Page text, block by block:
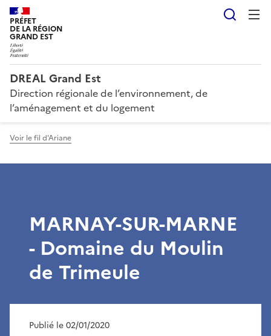
PRÉFET
DE LA RÉGION
GRAND EST
DREAL Grand Est
Direction régionale de l’environnement, de
l’aménagement et du logement
Voir le fil d'Ariane
MARNAY-SUR-MARNE
- Domaine du Moulin
de Trimeule
Publié le 02/01/2020